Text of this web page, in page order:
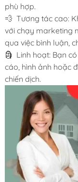
phù hợp.
💨 Tương tác cao:
với chạy marketing
qua việc bình luận,
🗿 Linh hoạt: Bạn
cáo, hình ảnh hoặc
chiến dịch.